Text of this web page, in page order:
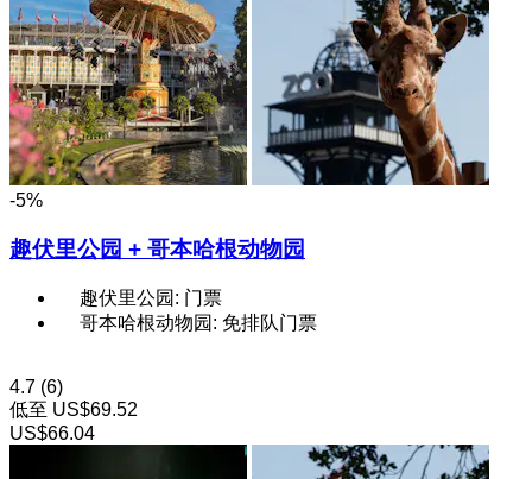
-5%
趣伏里公园 + 哥本哈根动物园
趣伏里公园: 门票
哥本哈根动物园: 免排队门票
4.7 (6)
低至 US$69.52
US$66.04